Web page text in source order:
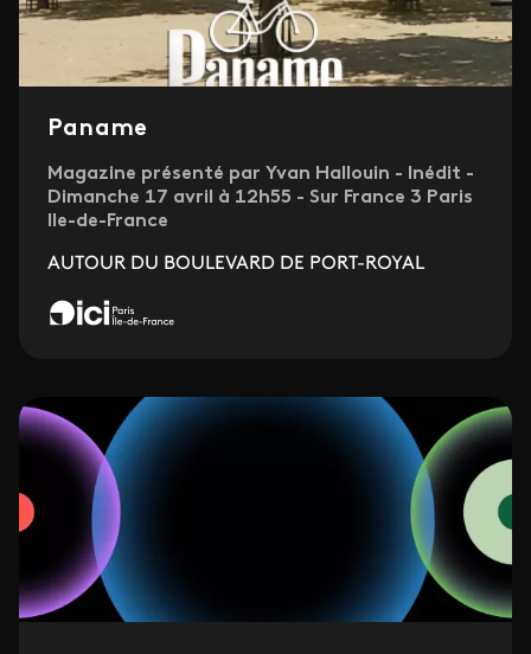
Paname
Magazine présenté par Yvan Hallouin - Inédit -
Dimanche 17 avril à 12h55 - Sur France 3 Paris
Ile-de-France
AUTOUR DU BOULEVARD DE PORT-ROYAL